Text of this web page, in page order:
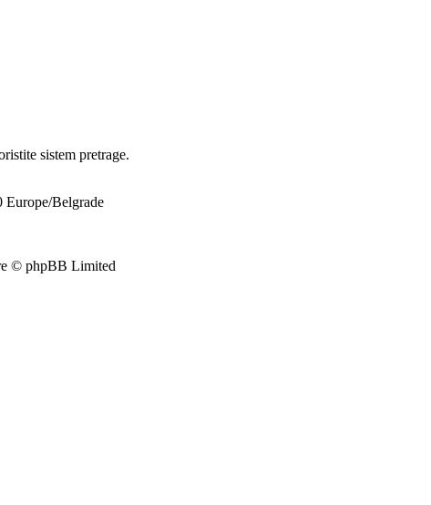
sistem pretrage.
Europe/Belgrade
© phpBB Limited